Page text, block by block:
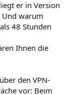
er in Version
Und warum
48 Stunden
Ihnen die
den VPN-
vor: Beim